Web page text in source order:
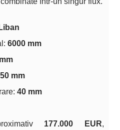
6000 mm
50 mm
40 mm
177.000 EUR,